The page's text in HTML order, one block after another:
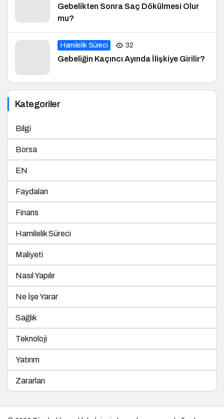
Gebelikten Sonra Saç Dökülmesi Olur
mu?
Hamilelik Süreci 32
Gebeliğin Kaçıncı Ayında İlişkiye Girilir?
Kategoriler
Bilgi
Borsa
EN
Faydaları
Finans
Hamilelik Süreci
Maliyeti
Nasıl Yapılır
Ne İşe Yarar
Sağlık
Teknoloji
Yatırım
Zararları